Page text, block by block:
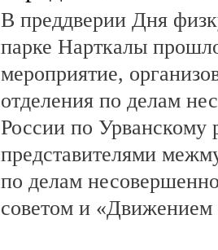
В преддверии Дня
парке Нарткалы
мероприятие,
отделения по делам
России по Урванскому
представителями
по делам
советом и